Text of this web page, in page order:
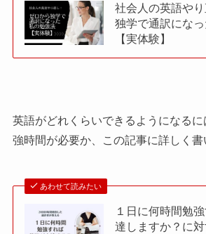
社会人の英語や
独学で通訳にな
【実体験】
英語がどれくらいできるようになる
強時間が必要か、この記事に詳しく書
あわせて読みたい
１日に何時間勉
達しますか？に